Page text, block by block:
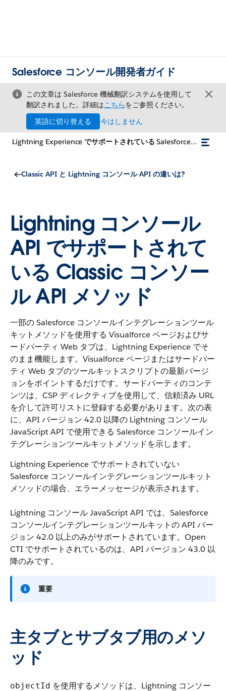
Salesforce コンソール開発者ガイド
この文章は Salesforce 機械翻訳システムを使用して
翻訳されました。詳細はこちらをご参照ください。
英語に切り替える
今はしません
Lightning Experience でサポートされている Salesforce Classic メソッド
Classic API と Lightning コンソール API の違いは?
Lightning コンソール
API でサポートされて
いる Classic コンソー
ル API メソッド
一部の Salesforce コンソールインテグレーションツール
キットメソッドを使用する Visualforce ページおよびサ
ードパーティ Web タブは、Lightning Experience でそ
のまま機能します。Visualforce ページまたはサードパー
ティ Web タブのツールキットスクリプトの最新バージ
ョンをポイントするだけです。サードパーティのコンテ
ンツは、CSP ディレクティブを使用して、信頼済み URL
を介して許可リストに登録する必要があります。次の表
に、API バージョン 42.0 以降の Lightning コンソール
JavaScript API で使用できる Salesforce コンソールイン
テグレーションツールキットメソッドを示します。
Lightning Experience でサポートされていない
Salesforce コンソールインテグレーションツールキット
メソッドの場合、エラーメッセージが表示されます。
Lightning コンソール JavaScript API では、Salesforce
コンソールインテグレーションツールキットの API バー
ジョン 42.0 以上のみがサポートされています。Open
CTI でサポートされているのは、API バージョン 43.0 以
降のみです。
重要
主タブとサブタブ用のメソ
ッド
objectId を使用するメソッドは、Lightning コンソー